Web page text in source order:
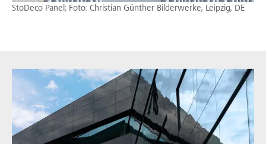
StoDeco Panel; Foto: Christian Günther Bilderwerke, Leipzig, DE